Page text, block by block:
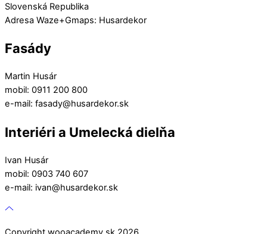
Slovenská Republika
Adresa Waze+Gmaps: Husardekor
Fasády
Martin Husár
mobil: 0911 200 800
e-mail: fasady@husardekor.sk
Interiéri a Umelecká dielňa
Ivan Husár
mobil: 0903 740 607
e-mail: ivan@husardekor.sk